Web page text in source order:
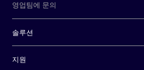
영업팀에 문의
솔루션
지원